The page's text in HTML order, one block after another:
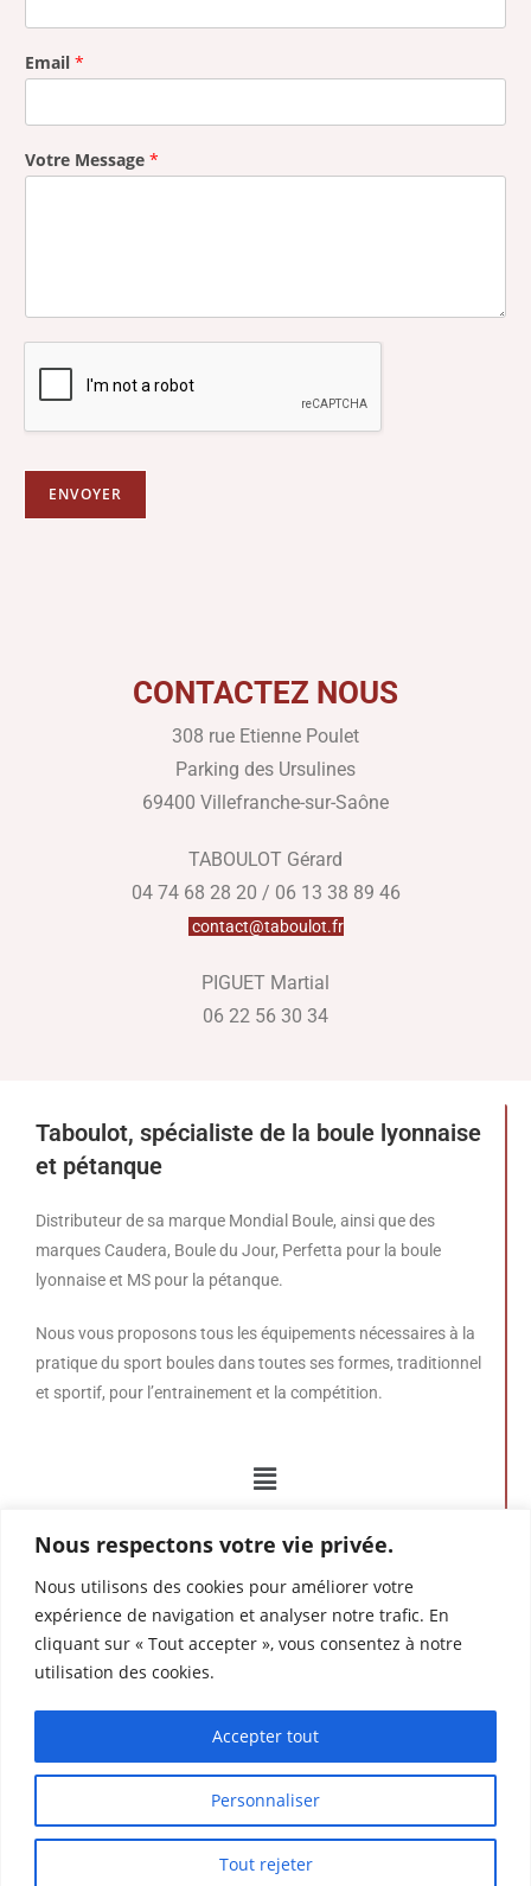
Nous respectons votre vie privée.
Nous utilisons des cookies pour améliorer votre
expérience de navigation et analyser notre trafic. En
cliquant sur « Tout accepter », vous consentez à notre
utilisation des cookies.
Personnaliser
Tout rejeter
Accepter tout
Email *
Votre Message *
ENVOYER
CONTACTEZ NOUS
308 rue Etienne Poulet
Parking des Ursulines
69400 Villefranche-sur-Saône
TABOULOT Gérard
04 74 68 28 20 / 06 13 38 89 46
contact@taboulot.fr
PIGUET Martial
06 22 56 30 34
Taboulot, spécialiste de la boule lyonnaise
et pétanque
Distributeur de sa marque Mondial Boule, ainsi que des
marques Caudera, Boule du Jour, Perfetta pour la boule
lyonnaise et MS pour la pétanque.
Nous vous proposons tous les équipements nécessaires à la
pratique du sport boules dans toutes ses formes, traditionnel
et sportif, pour l’entrainement et la compétition.
Mentions légales – données personnelles et cookies